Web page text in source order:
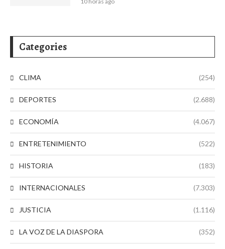
Categories
CLIMA (254)
DEPORTES (2.688)
ECONOMÍA (4.067)
ENTRETENIMIENTO (522)
HISTORIA (183)
INTERNACIONALES (7.303)
JUSTICIA (1.116)
LA VOZ DE LA DIASPORA (352)